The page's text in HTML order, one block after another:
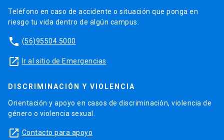
Teléfono en caso de accidente o situación que ponga en
riesgo tu vida dentro de algún campus.
phone (56)95504 5000
launch Ir al sitio de Emergencias
DISCRIMINACIÓN Y VIOLENCIA
Orientación y apoyo en casos de discriminación, violencia de
género o violencia sexual.
launch Contacto para apoyo